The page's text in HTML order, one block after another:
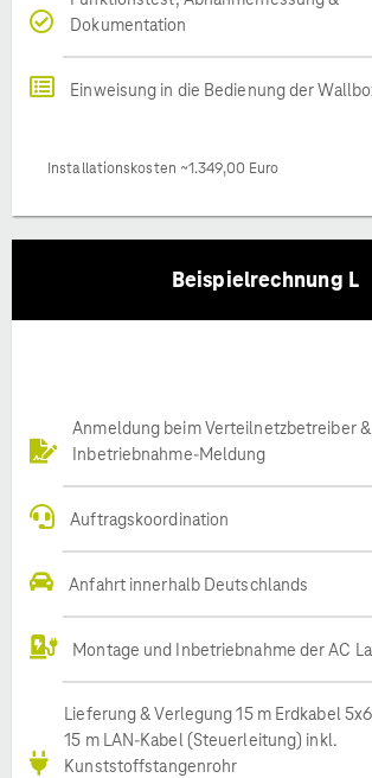
Dokumentation
Einweisung in die Bedienung der
Installationskosten ~1.349,00 Euro
Beispielrechnung L
Anmeldung beim Verteilnetzbetreiber &
Inbetriebnahme-Meldung
Auftragskoordination
Anfahrt innerhalb Deutschlands
Montage und Inbetriebnahme der AC
Lieferung & Verlegung 15 m Erdkabel
15 m LAN-Kabel (Steuerleitung) inkl.
Kunststoffstangenrohr